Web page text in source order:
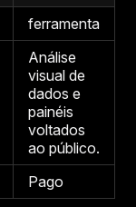
ferramenta
Análise
visual de
dados e
painéis
voltados
ao público.
Pago